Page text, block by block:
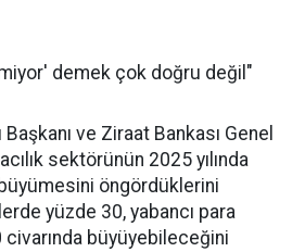
demek çok doğru değil"
ve Ziraat Bankası Genel
sektörünün 2025 yılında
öngördüklerini
yüzde 30, yabancı para
büyüyebileceğini